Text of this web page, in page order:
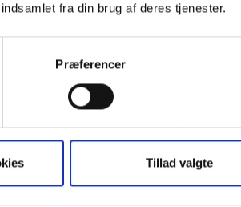
fra din brug af deres tjenester.
Præferencer
Tillad valgte
sygdommen tæt inde på
det er en vigtig sag at
gode initiativer som
og optimisme”. –
43, hvor TV2 og
fokus på sagen.
og patientstøtte